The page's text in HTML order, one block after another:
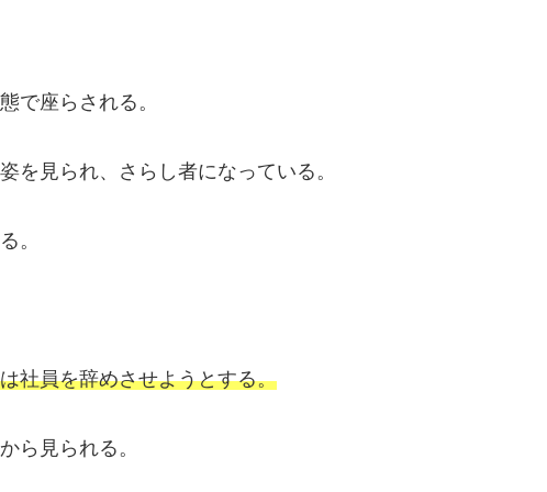
で座らされる。
を見られ、さらし者になっている。
。
社員を辞めさせようとする。
ら見られる。